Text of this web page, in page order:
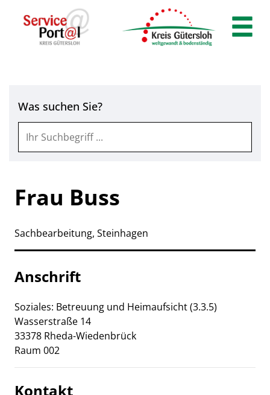
Zum Hauptinhalt springen
Zum Hauptinhalt
Was suchen Sie?
Frau Buss
Sachbearbeitung, Steinhagen
Anschrift
Soziales: Betreuung und Heimaufsicht (3.3.5)
Wasserstraße 14
33378 Rheda-Wiedenbrück
Raum 002
Kontakt